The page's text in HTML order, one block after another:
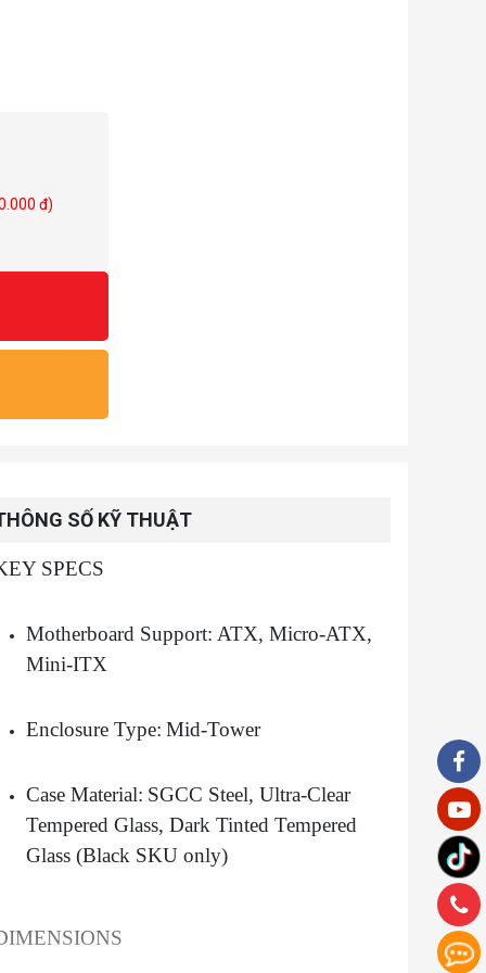
view of the
for optimal
wide
200mm PSU
đ)
SỐ KỸ THUẬT
SPECS
Motherboard Support: ATX, Micro-ATX,
Mini-ITX
Enclosure Type: Mid-Tower
Case Material: SGCC Steel, Ultra-Clear
Tempered Glass, Dark Tinted Tempered
Glass (Black SKU only)